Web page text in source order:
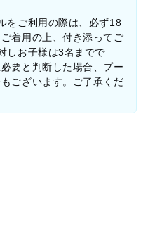
をご利用の際は、必ず18
着用の上、付き添ってご
しお子様は3名までで
要と判断した場合、プー
ございます。ご了承くだ